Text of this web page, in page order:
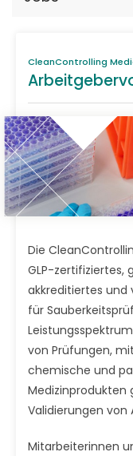
CleanControlling
Die
GLP-zertifiziertes,
akkreditiertes und
für
von Prüfungen,
chemische und
Medizinprodukten
Validierungen
Mitarbeiterinnen